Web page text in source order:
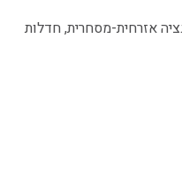
אזרחית-מסחרית, חדלות